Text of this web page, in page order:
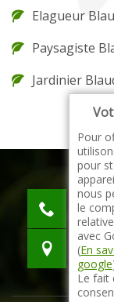
Elagueur
Paysagiste
Jardinier
Pour
pour
nous
le
avec
(En
google
Le fait